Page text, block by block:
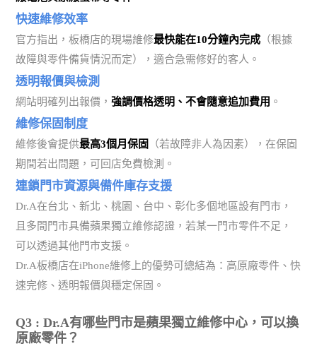
快速維修效率
官方指出，板橋店的現場維修最快能在10分鐘內完成 （根據
故障與零件備貨情況而定），適合急需修好的客人。
透明報價與檢測
網站明確列出報價，強調價格透明、不會隨意追加費用 。
維修保固制度
維修後會提供最高3個月保固
（若故障非人為因素），在保固
期間若出問題，可回店免費檢測。
連鎖門市資源與備件庫存支援
Dr.A在台北、新北、桃園、台中、彰化多個地區設有門市，
且多間門市具備蘋果獨立維修認證，若某一門市零件不足，
可以透過其他門市支援。
Dr.A板橋店在iPhone維修上的優勢可總結為：高原廠零件、快
速完修、透明報價與穩定保固。
Q3 : Dr.A有哪些門市是蘋果獨立維修中心，可以換
原廠零件？